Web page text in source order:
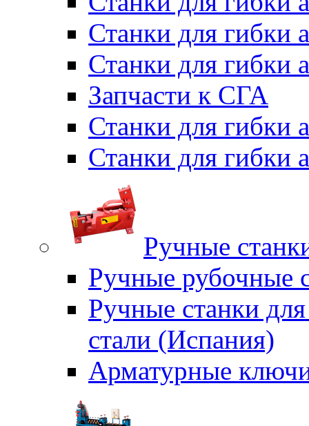
Станки для гибки
Станки для гибки
Запчасти к СГА
Станки для гибки
Станки для гибки
Ручные
Ручные рубочные
Ручные станки
стали (Испания)
Арматурные